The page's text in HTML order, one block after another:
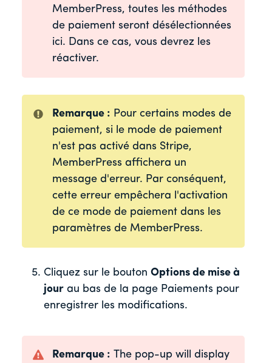
MemberPress, toutes les méthodes
de paiement seront désélectionnées
ici. Dans ce cas, vous devrez les
réactiver.
Remarque : Pour certains modes de
paiement, si le mode de paiement
n'est pas activé dans Stripe,
MemberPress affichera un
message d'erreur. Par conséquent,
cette erreur empêchera l'activation
de ce mode de paiement dans les
paramètres de MemberPress.
Cliquez sur le bouton Options de mise à
jour au bas de la page Paiements pour
enregistrer les modifications.
Remarque : The pop-up will display